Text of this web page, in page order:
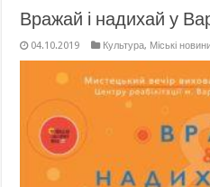
Вражай і надихай у
04.10.2019 Культура, Міські